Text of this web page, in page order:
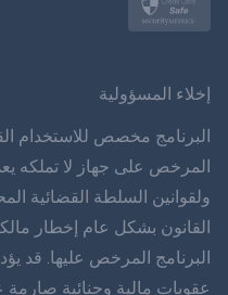
简体 体 中文
हिंददी
اللغة الهولندية
إخلاء المسؤولية
البرنامج مخصص للاستخدام
المرخص على جهاز لا تملكه يعد
ولقوانين السلطة القضائية
القانون بشكل عام إخطار
البرنامج المرخص عليها. قد
عقوبات مالية وجنائية